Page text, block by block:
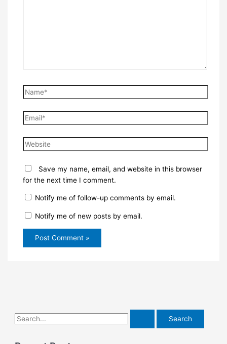
Name*
Email*
Website
Save my name, email, and website in this browser
for the next time I comment.
Notify me of follow-up comments by email.
Notify me of new posts by email.
S